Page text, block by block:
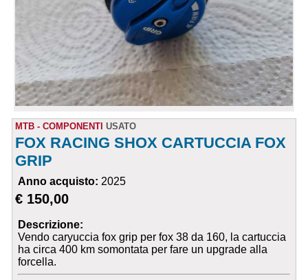
MTB - COMPONENTI USATO
FOX RACING SHOX CARTUCCIA FOX
GRIP
Anno acquisto: 2025
€ 150,00
Descrizione:
Vendo caryuccia fox grip per fox 38 da 160, la cartuccia
ha circa 400 km somontata per fare un upgrade alla
forcella.